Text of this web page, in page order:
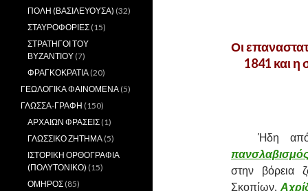
Οι
1841 και
Ήδη από
στην βόρεια
Σκοπίων,
ΠΟΛΗ (ΒΑΣΙΛΕΥΟΥΣΑ) (32)
ΣΤΑΥΡΟΦΟΡΙΕΣ (15)
ΣΤΡΑΤΗΓΟΙ ΤΟΥ
ΒΥΖΑΝΤΙΟΥ (7)
ΦΡΑΓΚΟΚΡΑΤΙΑ (20)
ΓΕΩΛΟΓΙΚΑ ΦΑΙΝΟΜΕΝΑ (5)
ΓΛΩΣΣΑ-ΓΡΑΦΗ (150)
ΑΡΧΑΙΩΝ ΦΡΑΣΕΙΣ (1)
ΓΛΩΣΣΙΚΟ ΖΗΤΗΜΑ (5)
ΙΣΤΟΡΙΚΗ ΟΡΘΟΓΡΑΦΙΑ
(ΠΟΛΥΤΟΝΙΚΟ) (15)
ΟΜΗΡΟΣ (85)